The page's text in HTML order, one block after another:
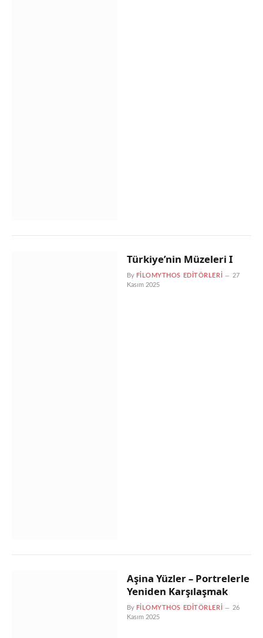
Türkiye’nin Müzeleri I
By FILOMYTHOS EDITÖRLERI
27
Kasım 2025
Aşina Yüzler – Portrelerle
Yeniden Karşılaşmak
By FILOMYTHOS EDITÖRLERI
26
Kasım 2025